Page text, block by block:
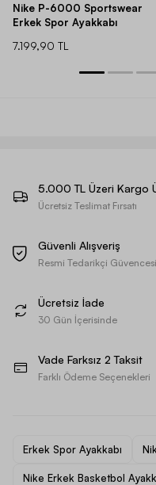
Nike P-6000 Sportswear
Erkek Spor Ayakkabı
7.199,90 TL
5.000 TL Üzeri Kargo
Ücretsiz Teslimat Fırsatı
Güvenli Alışveriş
Resmi Tedarikçi Güvencesi
Ücretsiz İade
30 Gün İçerisinde
Vade Farksız 2 Taksit
Farklı Ödeme Seçenekleri
Erkek Spor Ayakkabı
Nike Erkek Basketbol